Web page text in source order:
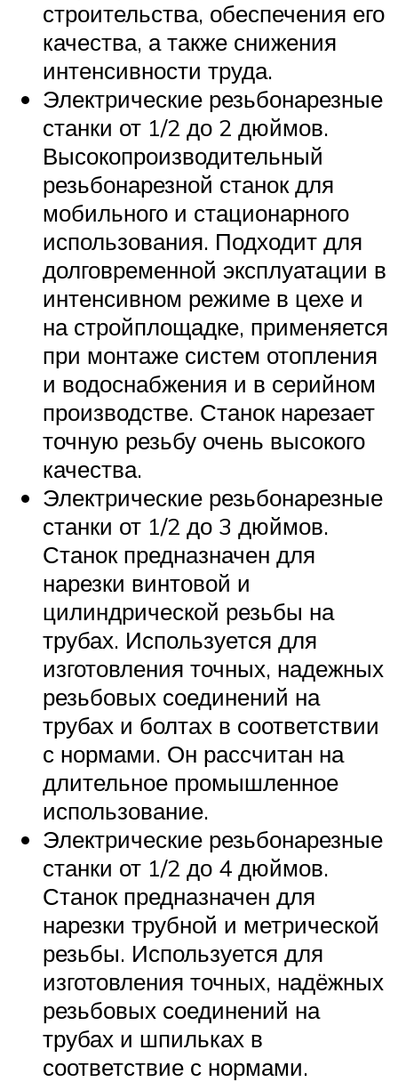
строительства, обеспечения его
качества, а также снижения
интенсивности труда.
Электрические резьбонарезные
станки от 1/2 до 2 дюймов.
Высокопроизводительный
резьбонарезной станок для
мобильного и стационарного
использования. Подходит для
долговременной эксплуатации в
интенсивном режиме в цехе и
на стройплощадке, применяется
при монтаже систем отопления
и водоснабжения и в серийном
производстве. Станок нарезает
точную резьбу очень высокого
качества.
Электрические резьбонарезные
станки от 1/2 до 3 дюймов.
Станок предназначен для
нарезки винтовой и
цилиндрической резьбы на
трубах. Используется для
изготовления точных, надежных
резьбовых соединений на
трубах и болтах в соответствии
с нормами. Он рассчитан на
длительное промышленное
использование.
Электрические резьбонарезные
станки от 1/2 до 4 дюймов.
Станок предназначен для
нарезки трубной и метрической
резьбы. Используется для
изготовления точных, надёжных
резьбовых соединений на
трубах и шпильках в
соответствие с нормами.